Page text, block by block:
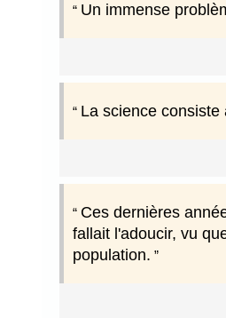
Un immense
La science
Ces dernières
fallait l'adoucir, vu
population.